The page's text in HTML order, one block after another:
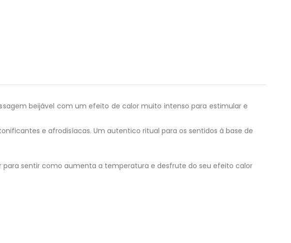
beijável com um efeito de calor muito intenso para estimular e
e afrodisíacas. Um autentico ritual para os sentidos à base de
sentir como aumenta a temperatura e desfrute do seu efeito calor